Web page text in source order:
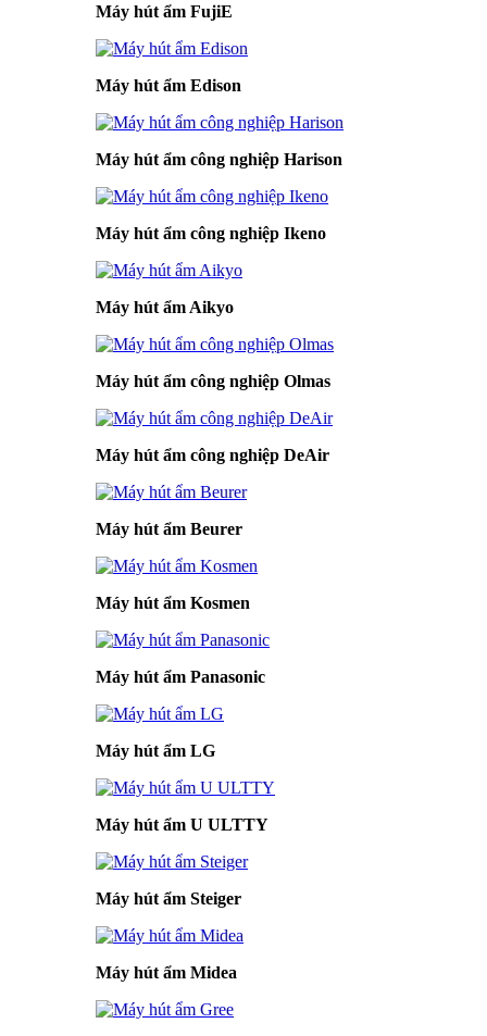
Máy hút ẩm FujiE
Máy hút ẩm Edison
Máy hút ẩm công nghiệp Harison
Máy hút ẩm công nghiệp Ikeno
Máy hút ẩm Aikyo
Máy hút ẩm công nghiệp Olmas
Máy hút ẩm công nghiệp DeAir
Máy hút ẩm Beurer
Máy hút ẩm Kosmen
Máy hút ẩm Panasonic
Máy hút ẩm LG
Máy hút ẩm U ULTTY
Máy hút ẩm Steiger
Máy hút ẩm Midea